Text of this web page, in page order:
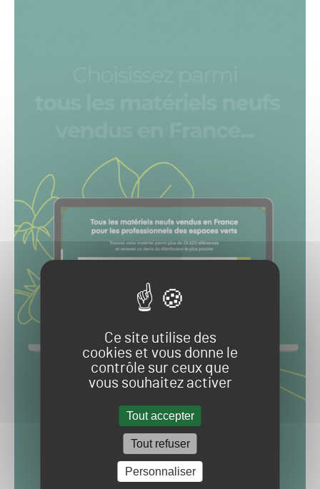
Ce site utilise des
cookies et vous donne le
contrôle sur ceux que
vous souhaitez activer
Tout accepter
Tout refuser
Personnaliser